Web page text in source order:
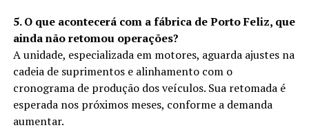
5. O que acontecerá com a fábrica de Porto Feliz, que
ainda não retomou operações?
A unidade, especializada em motores, aguarda ajustes na
cadeia de suprimentos e alinhamento com o
cronograma de produção dos veículos. Sua retomada é
esperada nos próximos meses, conforme a demanda
aumentar.